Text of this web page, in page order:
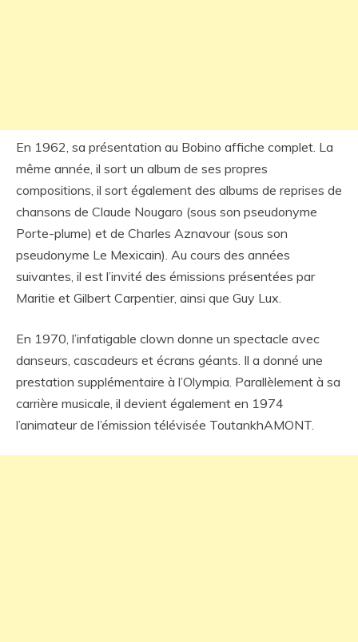
En 1962, sa présentation au Bobino affiche complet. La
même année, il sort un album de ses propres
compositions, il sort également des albums de reprises de
chansons de Claude Nougaro (sous son pseudonyme
Porte-plume) et de Charles Aznavour (sous son
pseudonyme Le Mexicain). Au cours des années
suivantes, il est l’invité des émissions présentées par
Maritie et Gilbert Carpentier, ainsi que Guy Lux.
En 1970, l’infatigable clown donne un spectacle avec
danseurs, cascadeurs et écrans géants. Il a donné une
prestation supplémentaire à l’Olympia. Parallèlement à sa
carrière musicale, il devient également en 1974
l’animateur de l’émission télévisée ToutankhAMONT.